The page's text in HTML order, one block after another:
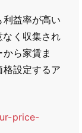
益率が高い
く収集され
ら家賃ま
設定するア
price-